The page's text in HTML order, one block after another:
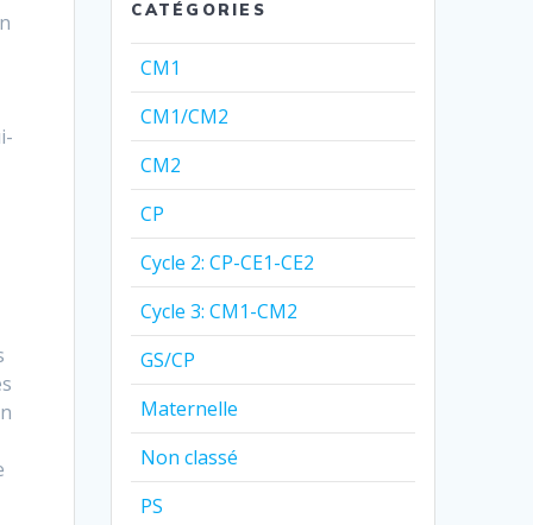
CATÉGORIES
CM1
CM1/CM2
CM2
CP
Cycle 2: CP-CE1-CE2
Cycle 3: CM1-CM2
GS/CP
Maternelle
Non classé
PS